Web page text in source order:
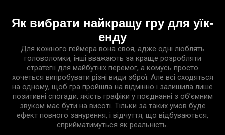
Як вибрати найкращу гру для уїк-
енду
Для кожного геймера вона своя, адже одні люблять
головоломки, інші вважають за краще розробляти
стратегії для майбутніх перемог, а комусь просто
хочеться випробувати різні види зброї. Але всі сходяться
на одному, щоб гра пройшла на відмінно і залишила лише
позитивні спогади, якість графіки у поєднанні з об’ємним
звуком має бути на висоті. Тільки за таких умов буде
ефект повного занурення, і відчуття, що відбуваються,
сприйматимуться як реальність.